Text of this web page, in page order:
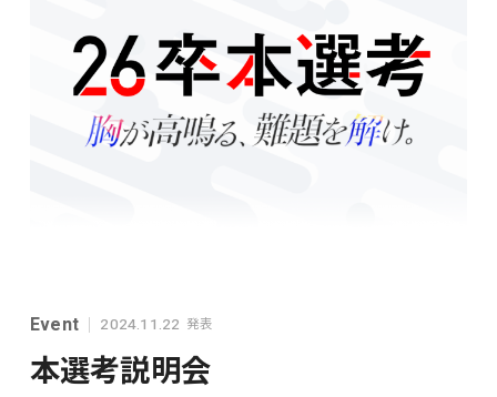
採用情報
Event 2024.11.22 発表
本選考説明会